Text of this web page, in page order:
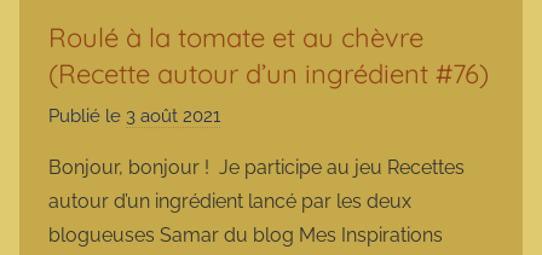
Roulé à la tomate et au chèvre
(Recette autour d’un ingrédient #76)
Publié le 3 août 2021
r
m
a
Bonjour, bonjour ! Je participe au jeu Recettes
autour d’un ingrédient lancé par les deux
blogueuses Samar du blog Mes Inspirations